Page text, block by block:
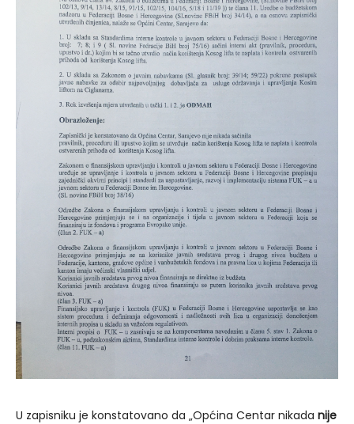
U zapisniku je konstatovano da „Općina Centar nikada nije